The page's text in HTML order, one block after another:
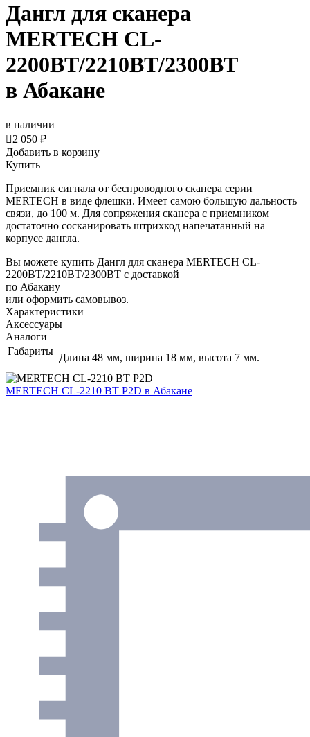
Дангл для сканера
MERTECH CL-
2200BT/2210BT/2300BT
в Абакане
в наличии
2 050 ₽
Добавить в корзину
Купить
Приемник сигнала от беспроводного сканера серии
MERTECH в виде флешки. Имеет самою большую дальность
связи, до 100 м. Для сопряжения сканера с приемником
достаточно сосканировать штрихкод напечатанный на
корпусе дангла.
Вы можете купить Дангл для сканера MERTECH CL-
2200BT/2210BT/2300BT с доставкой
по Абакану
или оформить самовывоз.
Характеристики
Аксессуары
Аналоги
Габариты
Длина 48 мм, ширина 18 мм, высота 7 мм.
MERTECH CL-2210 BT P2D в Абакане